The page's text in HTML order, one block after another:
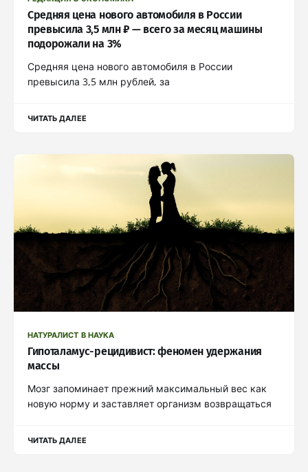
Средняя цена нового автомобиля в России
превысила 3,5 млн ₽ — всего за месяц машины
подорожали на 3%
Средняя цена нового автомобиля в России
превысила 3,5 млн рублей, за
ЧИТАТЬ ДАЛЕЕ
НАТУРАЛИСТ В НАУКА
Гипоталамус-рецидивист: феномен удержания
массы
Мозг запоминает прежний максимальный вес как
новую норму и заставляет организм возвращаться
ЧИТАТЬ ДАЛЕЕ